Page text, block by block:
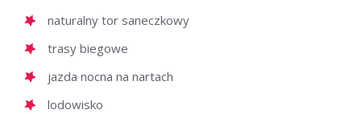
naturalny tor saneczkowy
trasy biegowe
jazda nocna na nartach
lodowisko